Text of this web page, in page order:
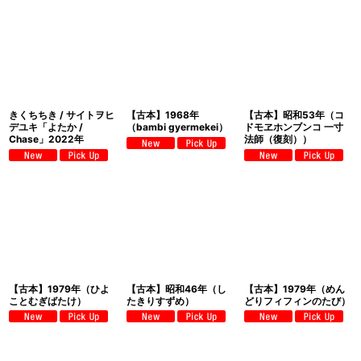
きくちちき / サイトヲヒ
デユキ「よたか /
Chase」2022年
【古本】1968年
（bambi gyermekei）
【古本】昭和53年（コ
ドモヱホンブンコ 一寸
法師（復刻））
【古本】1979年（ひよ
ことむぎばたけ）
【古本】昭和46年（し
たきりすずめ）
【古本】1979年（めん
どりフィフィンのたび）